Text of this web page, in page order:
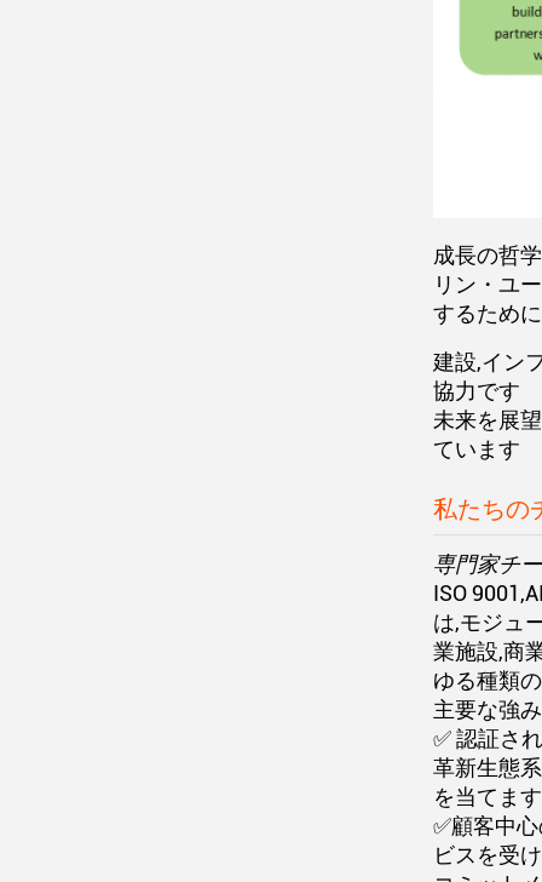
成長の哲学
リン・ユ
するため
建設,イン
協力です
未来を展
ています
私たちの
専門家チ
ISO
は,モジュ
業施設,商
ゆる種類
主要な強み
✅ 認証さ
革新生態
を当てます
✅顧客中
ビスを受